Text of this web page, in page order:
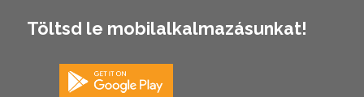
Töltsd le mobilalkalmazásunkat!